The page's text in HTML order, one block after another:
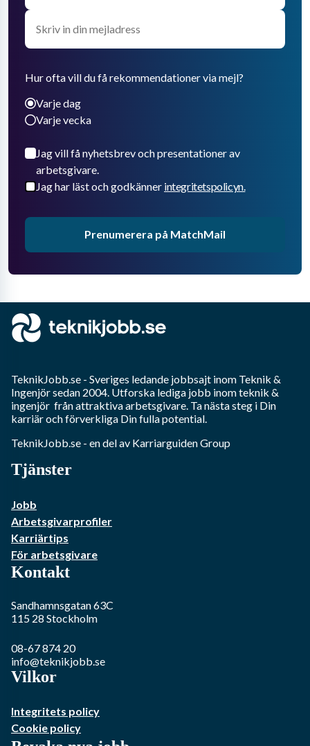
Hur ofta vill du få rekommendationer via mejl?
Varje dag
Varje vecka
Jag vill få nyhetsbrev och presentationer av
arbetsgivare.
Jag har läst och godkänner integritetspolicyn.
Prenumerera på MatchMail
TeknikJobb.se - Sveriges ledande jobbsajt inom Teknik &
Ingenjörsedan 2004. Utforska lediga jobb inomteknik &
ingenjör från attraktiva arbetsgivare. Ta nästa steg i Din
karriär och förverkliga Din fulla potential.
TeknikJobb.se - en del av Karriarguiden Group
Tjänster
Jobb
Arbetsgivarprofiler
Karriärtips
För arbetsgivare
Kontakt
Sandhamnsgatan 63C
115 28 Stockholm
08-67 874 20
info@teknikjobb.se
Vilkor
Integritets policy
Cookie policy